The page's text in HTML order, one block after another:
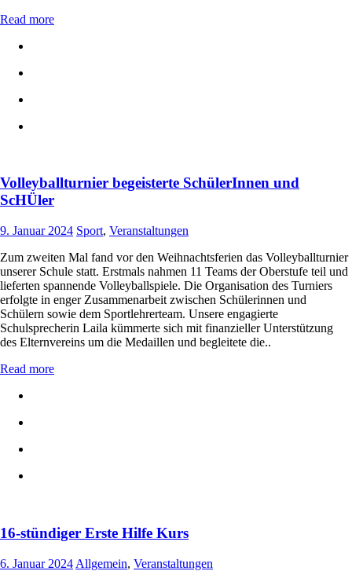
Read more
Volleyballturnier begeisterte SchülerInnen und
ScHÜler
9. Januar 2024 Sport, Veranstaltungen
Zum zweiten Mal fand vor den Weihnachtsferien das Volleyballturnier
unserer Schule statt. Erstmals nahmen 11 Teams der Oberstufe teil und
lieferten spannende Volleyballspiele. Die Organisation des Turniers
erfolgte in enger Zusammenarbeit zwischen Schülerinnen und
Schülern sowie dem Sportlehrerteam. Unsere engagierte
Schulsprecherin Laila kümmerte sich mit finanzieller Unterstützung
des Elternvereins um die Medaillen und begleitete die..
Read more
16-stündiger Erste Hilfe Kurs
6. Januar 2024 Allgemein, Veranstaltungen